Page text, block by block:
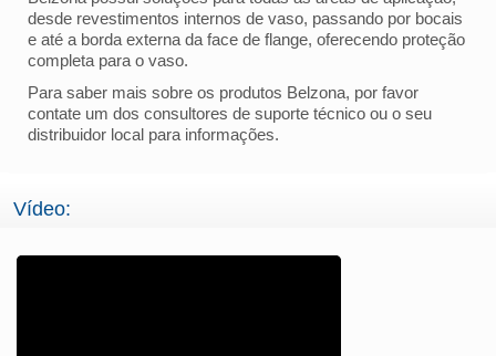
desde revestimentos internos de vaso, passando por bocais
e até a borda externa da face de flange, oferecendo proteção
completa para o vaso.
Para saber mais sobre os produtos Belzona, por favor
contate um dos consultores de suporte técnico ou o seu
distribuidor local para informações.
Vídeo: